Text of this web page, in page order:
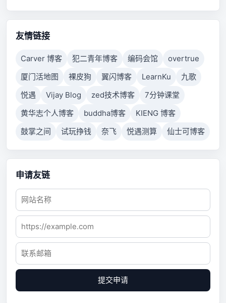
connection failed because connected host has failed
to respond.
友情链接
Carver 博客 犯二青年博客 编码会馆
overtrue
厦门活地图
裸皮狗 翼闪博客 LearnKu
九歌
悦遇
Vijay Blog zed技术博客
7分钟课堂
黄华志个人博客
buddha博客
KIENG 博客
鼓掌之间
试玩挣钱 奈飞 悦遇测算 仙士可博客
申请友链
提交申请